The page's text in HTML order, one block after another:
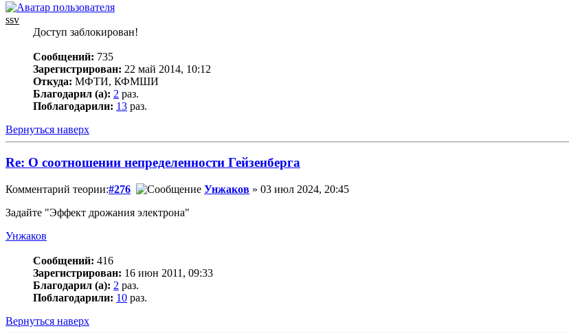
ssv
Доступ заблокирован!
Сообщений: 735
Зарегистрирован: 22 май 2014, 10:12
Откуда: МФТИ, КФМШИ
Благодарил (а): 2 раз.
Поблагодарили: 13 раз.
Вернуться наверх
Re: О соотношении непределенности Гейзенберга
Комментарий теории:#276 Унжаков » 03 июл 2024, 20:45
Задайте "Эффект дрожания электрона"
Унжаков
Сообщений: 416
Зарегистрирован: 16 июн 2011, 09:33
Благодарил (а): 2 раз.
Поблагодарили: 10 раз.
Вернуться наверх